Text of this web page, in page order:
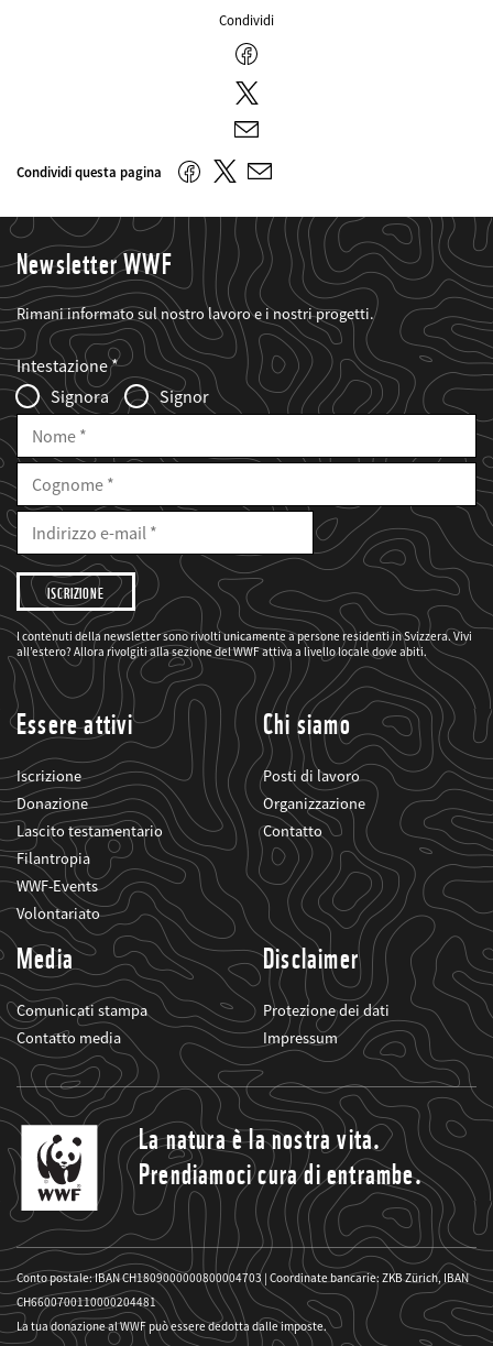
Condividi
Facebook
Twitter
E-
mail
Condividi questa pagina FacebookTwitter
E-
Newsletter WWF
Rimani informato sul nostro lavoro e i nostri progetti.
Web2Case
Infofelder
Fieldset
anrede_name
Intestazione
Signora
Signor
Nome
Cognome
E-
Mail
Indirizzo
mail
Desidero
che
il
WWF
mi
informi
sui
suoi
progetti
I contenuti della newsletter sono rivolti unicamente a persone residenti in Svizzera. Vivi
all’estero? Allora rivolgiti alla sezione del WWF attiva a livello locale dove abiti.
Essere attivi
Iscrizione
Donazione
Lascito testamentario
Filantropia
WWF-Events
Volontariato
Chi siamo
Posti di lavoro
Organizzazione
Contatto
Media
Comunicati stampa
Contatto media
Disclaimer
Protezione dei dati
Impressum
La natura è la nostra vita.
Prendiamoci cura di entrambe.
Conto postale: IBAN CH1809000000800004703 | Coordinate bancarie: ZKB Zürich, IBAN
CH6600700110000204481
La tua donazione al WWF può essere dedotta dalle imposte.